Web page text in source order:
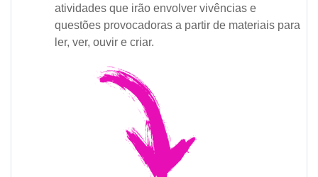
atividades que irão envolver vivências e
questões provocadoras a partir de materiais para
ler, ver, ouvir e criar.